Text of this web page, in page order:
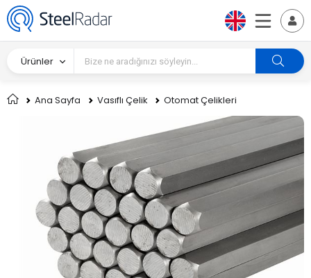
Ürünler
Ana Sayfa Vasıflı Çelik Otomat Çelikleri